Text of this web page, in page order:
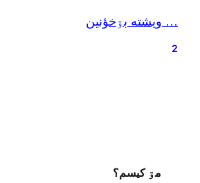
درون [] از ورگ است. مرداويج بن
وردان‌شاه گيلی، بنيادگذار سلسله
… ويشته بۊخؤنين
2
مۊ کيسم؟